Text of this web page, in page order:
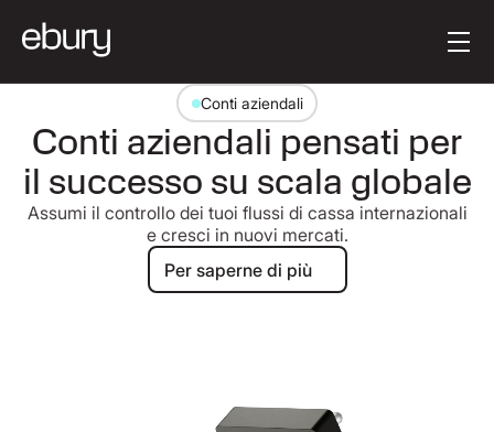
Conti aziendali
Conti aziendali pensati per
il successo su scala globale
Assumi il controllo dei tuoi flussi di cassa internazionali
e cresci in nuovi mercati.
Per saperne di più
Per saperne di più